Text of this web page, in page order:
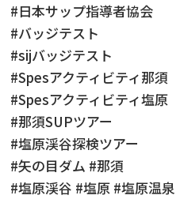
#日本サップ指導者協会
#バッジテスト
#sijバッジテスト
#Spesアクティビティ那須
#Spesアクティビティ塩原
#那須SUPツアー
#塩原渓谷探検ツアー
#矢の目ダム #那須
#塩原渓谷 #塩原 #塩原温泉